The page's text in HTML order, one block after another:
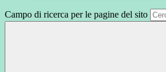
Campo di ricerca per le pagine del sito